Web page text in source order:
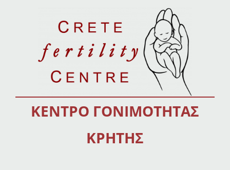
ΚΕΝΤΡΟ ΓΟΝΙΜΟΤΗΤΑΣ
ΚΡΗΤΗΣ